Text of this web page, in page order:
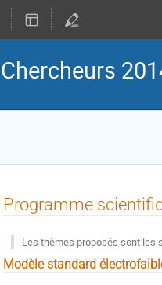
Programme
Les thèmes proposés sont les
Modèle standard